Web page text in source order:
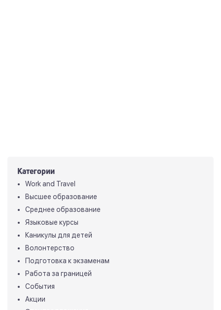
Категории
Work and Travel
Высшее образование
Среднее образование
Языковые курсы
Каникулы для детей
Волонтерство
Подготовка к экзаменам
Работа за границей
События
Акции